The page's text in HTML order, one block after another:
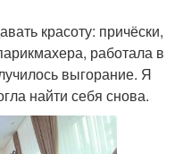
красоту: причёски,
работала в
выгорание. Я
найти себя снова.